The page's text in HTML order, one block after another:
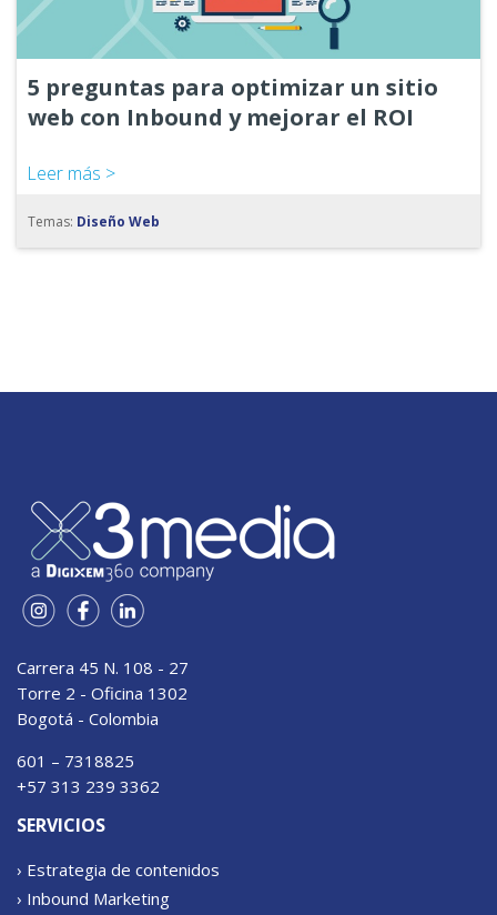
5 preguntas para optimizar un sitio
web con Inbound y mejorar el ROI
Leer más >
Temas: Diseño Web
Carrera 45 N. 108 - 27
Torre 2 - Oficina 1302
Bogotá - Colombia
601 – 7318825
+57 313 239 3362
SERVICIOS
› Estrategia de contenidos
› Inbound Marketing